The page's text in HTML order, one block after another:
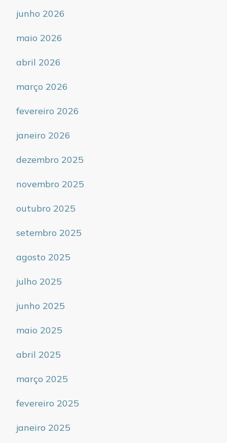
junho 2026
maio 2026
abril 2026
março 2026
fevereiro 2026
janeiro 2026
dezembro 2025
novembro 2025
outubro 2025
setembro 2025
agosto 2025
julho 2025
junho 2025
maio 2025
abril 2025
março 2025
fevereiro 2025
janeiro 2025